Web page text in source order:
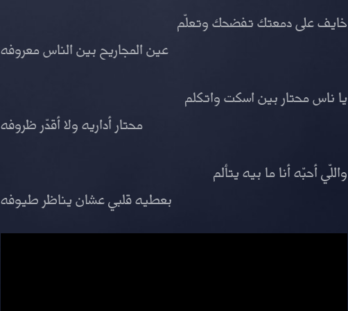
خايف على دمعتك تفضحك وتعلّم
عين المجاريح بين الناس معروفه
يا ناس محتار بين اسكت واتكلم
محتار أداريه ولا أقدّر ظروفه
واللّي أحبّه أنا ما بيه يتألم
بعطيه قلبي عشان يناظر طيوفه